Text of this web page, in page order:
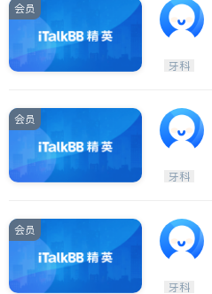
会员
牙科
会员
牙科
会员
牙科